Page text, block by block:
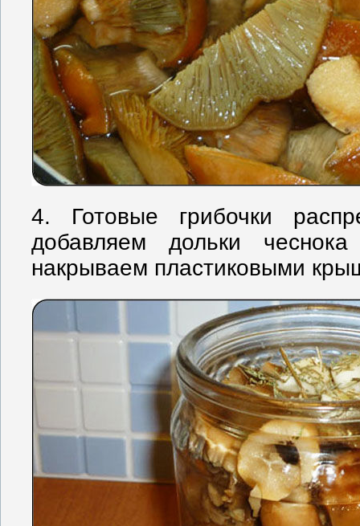
4. Готовые грибочки
добавляем дольки
накрываем пластиковыми